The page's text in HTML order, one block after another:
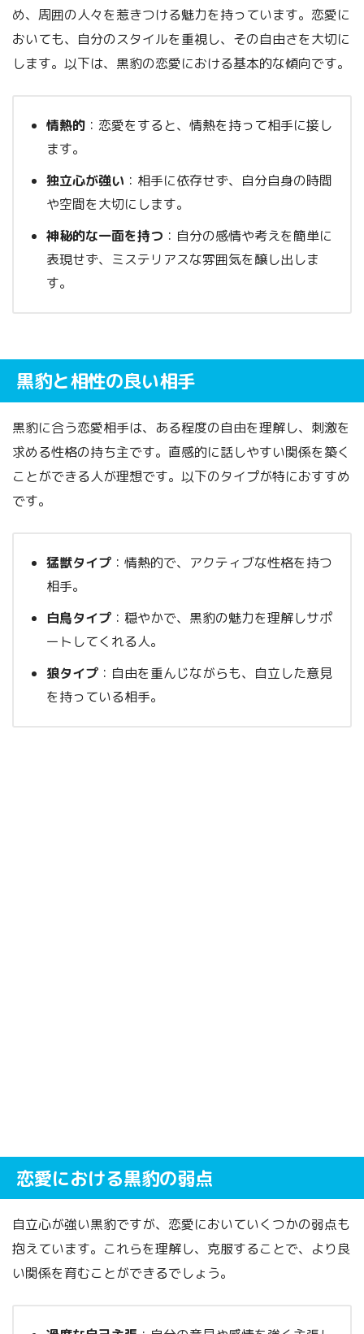
め、周囲の人々を惹きつける魅力を持っています。恋愛に
おいても、自分のスタイルを重視し、その自由さを大切に
します。以下は、黒豹の恋愛における基本的な傾向です。
情熱的 ：恋愛をすると、情熱を持って相手に接し
ます。
独立心が強い ：相手に依存せず、自分自身の時間
や空間を大切にします。
神秘的な一面を持つ ：自分の感情や考えを簡単に
表現せず、ミステリアスな雰囲気を醸し出しま
す。
黒豹と相性の良い相手
黒豹に合う恋愛相手は、ある程度の自由を理解し、刺激を
求める性格の持ち主です。直感的に話しやすい関係を築く
ことができる人が理想です。以下のタイプが特におすすめ
です。
猛獣タイプ ：情熱的で、アクティブな性格を持つ
相手。
白鳥タイプ ：穏やかで、黒豹の魅力を理解しサポ
ートしてくれる人。
狼タイプ ：自由を重んじながらも、自立した意見
を持っている相手。
恋愛における黒豹の弱点
自立心が強い黒豹ですが、恋愛においていくつかの弱点も
抱えています。これらを理解し、克服することで、より良
い関係を育むことができるでしょう。